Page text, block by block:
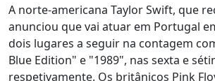
A norte-americana Taylor Swift, que
anunciou que vai atuar em Portugal
dois lugares a seguir na contagem
Blue Edition" e "1989", nas sexta e
respetivamente. Os britânicos Pink